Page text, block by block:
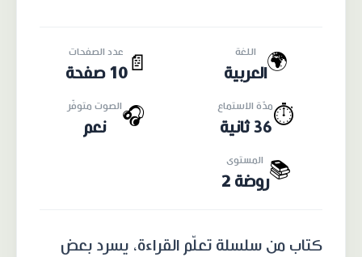
🌍 اللغة
العربية 📄
عدد الصفحات
10 صفحة
⏱️مدّة الاستماع
36 ثانية
🎧الصوت متوفّر
نعم
📚 المستوى
روضة 2
كتاب من سلسلة تعلّم القراءة، يسرد بعض